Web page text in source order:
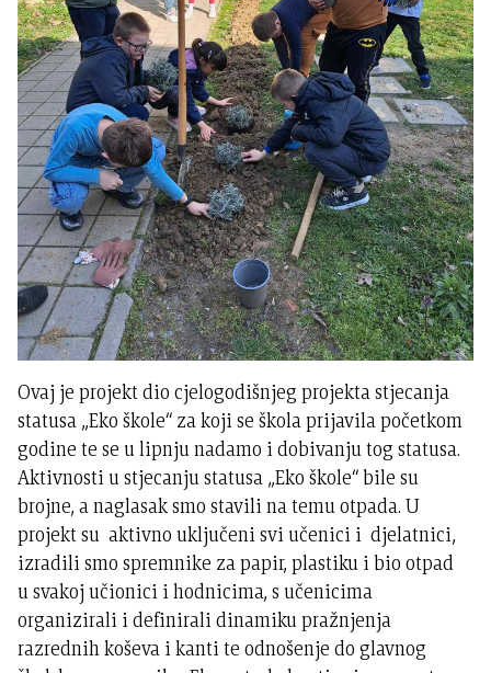
Ovaj je projekt dio cjelogodišnjeg projekta stjecanja
statusa „Eko škole“ za koji se škola prijavila početkom
godine te se u lipnju nadamo i dobivanju tog statusa.
Aktivnosti u stjecanju statusa „Eko škole“ bile su
brojne, a naglasak smo stavili na temu otpada. U
projekt su aktivno uključeni svi učenici i djelatnici,
izradili smo spremnike za papir, plastiku i bio otpad
u svakoj učionici i hodnicima, s učenicima
organizirali i definirali dinamiku pražnjenja
razrednih koševa i kanti te odnošenje do glavnog